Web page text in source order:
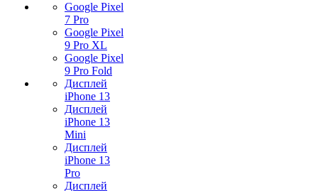
Google Pixel
7 Pro
Google Pixel
9 Pro XL
Google Pixel
9 Pro Fold
Дисплей
iPhone 13
Дисплей
iPhone 13
Mini
Дисплей
iPhone 13
Pro
Дисплей